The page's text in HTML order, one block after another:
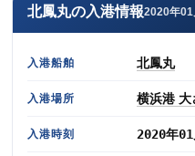
北鳳丸の入港情報2020年01
入港船舶 北鳳丸
入港場所 横浜港 大
入港時刻 2020年